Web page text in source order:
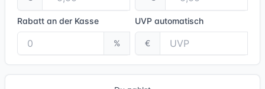
Rabatt an der Kasse
%
UVP automatisch
€